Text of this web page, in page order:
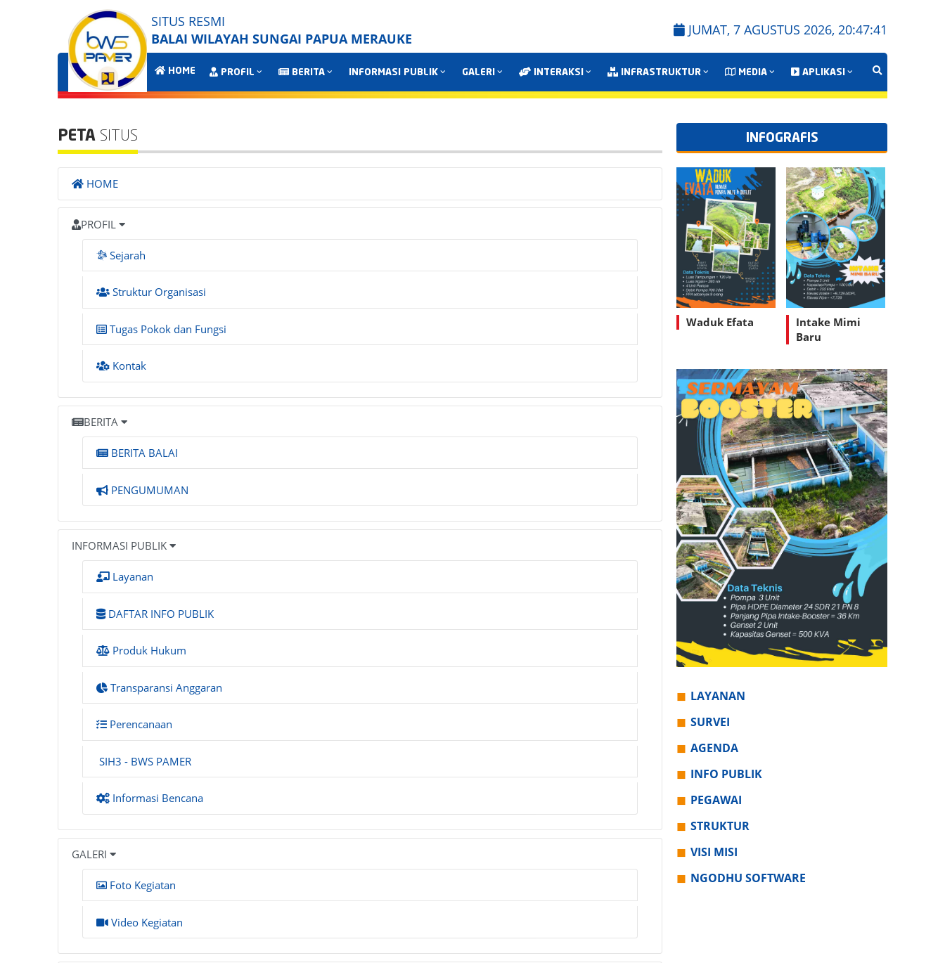
SITUS RESMI
BALAI WILAYAH SUNGAI PAPUA MERAUKE
JUMAT, 7 AGUSTUS 2026, 20:47:42
HOME PROFIL BERITA INFORMASI PUBLIK GALERI INTERAKSI INFRASTRUKTUR MEDIA APLIKASI
PETA SITUS
HOME
PROFIL
Sejarah
Struktur Organisasi
Tugas Pokok dan Fungsi
Kontak
BERITA
BERITA BALAI
PENGUMUMAN
INFORMASI PUBLIK
Layanan
DAFTAR INFO PUBLIK
Produk Hukum
Transparansi Anggaran
Perencanaan
SIH3 - BWS PAMER
Informasi Bencana
GALERI
Foto Kegiatan
Video Kegiatan
INFOGRAFIS
Waduk Efata
Intake Mimi
Baru
LAYANAN
SURVEI
AGENDA
INFO PUBLIK
PEGAWAI
STRUKTUR
VISI MISI
NGODHU SOFTWARE